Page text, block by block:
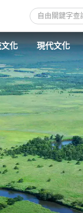
自由關鍵字查
化 現代文化